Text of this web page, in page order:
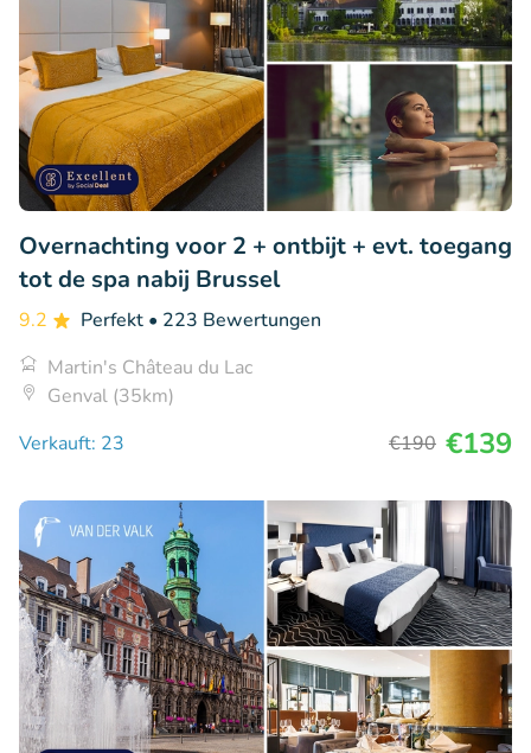
Overnachting voor 2 + ontbijt + evt. toegang
tot de spa nabij Brussel
9.2 Perfekt • 223 Bewertungen
Martin's Château du Lac
Genval (35km)
Verkauft: 23
€190 €139